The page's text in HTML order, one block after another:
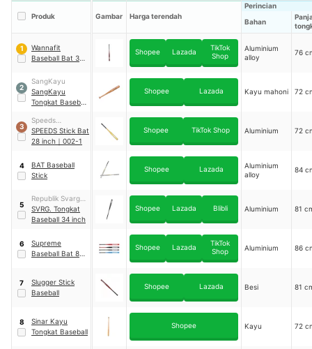
Produk Gambar Harga terendah
Perincian
Bahan
1
Wannafit
Baseball Bat 30
Shopee Lazada
TikTok
Shop
Aluminium
alloy
76
2
SangKayu
SangKayu
Tongkat Baseball
Shopee Lazada Kayu mahoni 72
3
Speeds
Indonesia
SPEEDS Stick Bat
28 inch ｜ 002-1
Shopee TikTok Shop Aluminium 72
4
BAT Baseball
Stick
Shopee Lazada
Aluminium
alloy
84
5
Republik Svarga
Indonesia
SVRG. Tongkat
Baseball 34 inch
Shopee Lazada Blibli Aluminium 81
6
Supreme
Baseball Bat 81
Shopee Lazada
TikTok
Shop
Aluminium 86
7
Slugger Stick
Baseball
Shopee Lazada Besi 81
8
Sinar Kayu
Tongkat Baseball
Shopee Kayu 72